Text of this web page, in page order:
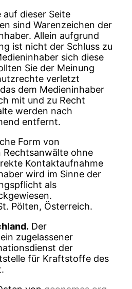
auf dieser Seite
sind Warenzeichen der
Allein aufgrund
ist nicht der Schluss zu
sich diese
Sie der Meinung
verletzt
dem Medieninhaber
mit und zu Recht
werden nach
entfernt.
Form von
Rechtsanwälte ohne
Kontaktaufnahme
wird im Sinne der
als
Pölten, Österreich.
Der
zugelassener
der
für Kraftstoffe des